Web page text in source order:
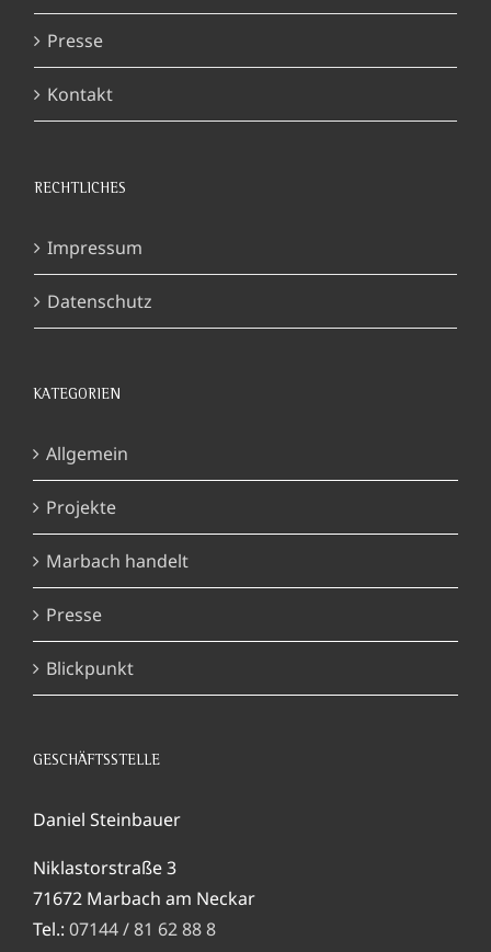
Presse
Kontakt
RECHTLICHES
Impressum
Datenschutz
KATEGORIEN
Allgemein
Projekte
Marbach handelt
Presse
Blickpunkt
GESCHÄFTSSTELLE
Daniel Steinbauer
Niklastorstraße 3
71672 Marbach am Neckar
Tel.: 07144 / 81 62 88 8